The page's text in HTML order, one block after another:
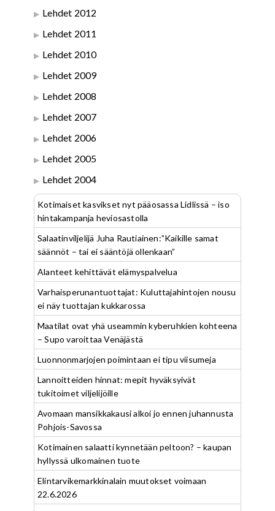
Lehdet 2012
Lehdet 2011
Lehdet 2010
Lehdet 2009
Lehdet 2008
Lehdet 2007
Lehdet 2006
Lehdet 2005
Lehdet 2004
Kotimaiset kasvikset nyt pääosassa Lidlissä – iso
hintakampanja heviosastolla
Salaatinviljelijä Juha Rautiainen:”Kaikille samat
säännöt – tai ei sääntöjä ollenkaan”
Alanteet kehittävät elämyspalvelua
Varhaisperunantuottajat: Kuluttajahintojen nousu
ei näy tuottajan kukkarossa
Maatilat ovat yhä useammin kyberuhkien kohteena
– Supo varoittaa Venäjästä
Luonnonmarjojen poimintaan ei tipu viisumeja
Lannoitteiden hinnat: mepit hyväksyivät
tukitoimet viljelijöille
Avomaan mansikkakausi alkoi jo ennen juhannusta
Pohjois-Savossa
Kotimainen salaatti kynnetään peltoon? – kaupan
hyllyssä ulkomainen tuote
Elintarvikemarkkinalain muutokset voimaan
22.6.2026